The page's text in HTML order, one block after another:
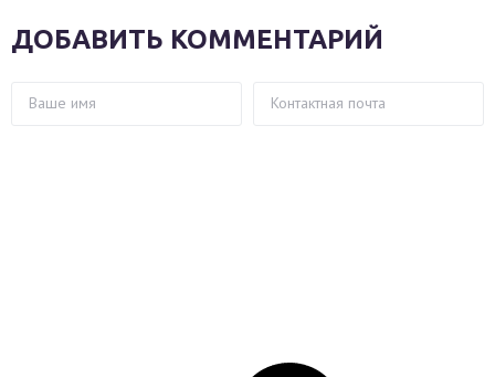
ДОБАВИТЬ КОММЕНТАРИЙ